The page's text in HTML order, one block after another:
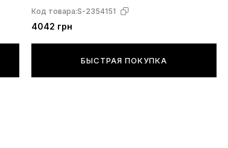
Код товара:S-2354151
4042 грн
БЫСТРАЯ ПОКУПКА